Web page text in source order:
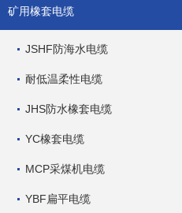
矿用橡套电缆
JSHF防海水电缆
耐低温柔性电缆
JHS防水橡套电缆
YC橡套电缆
MCP采煤机电缆
YBF扁平电缆